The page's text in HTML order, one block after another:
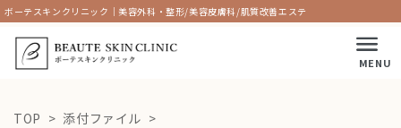
ボーテスキンクリニック｜美容外科・整形/美容皮膚科/肌質改善エステ
MENU
TOP
添付ファイル